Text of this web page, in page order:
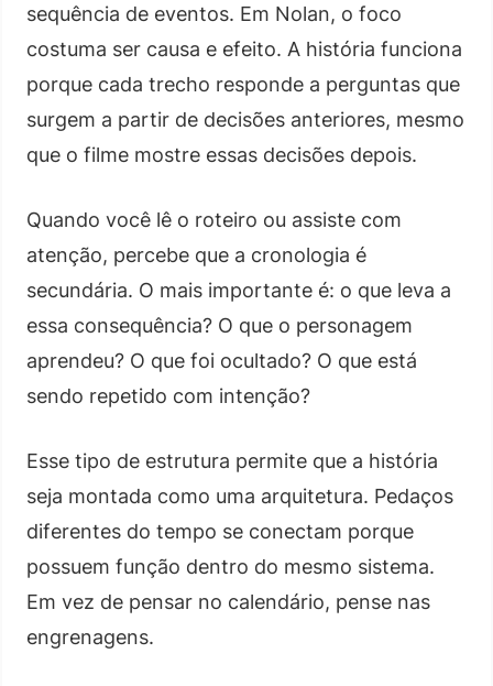
sequência de eventos. Em Nolan, o foco
costuma ser causa e efeito. A história funciona
porque cada trecho responde a perguntas que
surgem a partir de decisões anteriores, mesmo
que o filme mostre essas decisões depois.
Quando você lê o roteiro ou assiste com
atenção, percebe que a cronologia é
secundária. O mais importante é: o que leva a
essa consequência? O que o personagem
aprendeu? O que foi ocultado? O que está
sendo repetido com intenção?
Esse tipo de estrutura permite que a história
seja montada como uma arquitetura. Pedaços
diferentes do tempo se conectam porque
possuem função dentro do mesmo sistema.
Em vez de pensar no calendário, pense nas
engrenagens.